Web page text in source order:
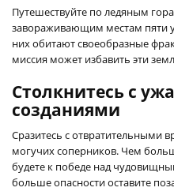
Путешествуйте по ледяным
завораживающим местам пяти
них обитают своеобразные
миссия может избавить эти
Столкнитесь с
созданиями
Сразитесь с отвратительными
могучих соперников. Чем
будете к победе над
больше опасности оставите